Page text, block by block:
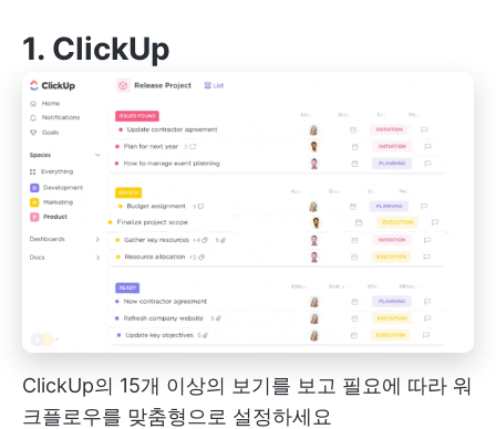
1. ClickUp
ClickUp의 15개 이상의 보기를 보고 필요에 따라 워
크플로우를 맞춤형으로 설정하세요